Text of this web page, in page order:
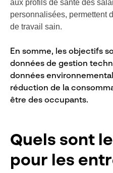
aux profils de santé des
personnalisées, permettent
de travail sain.
En somme, les objectifs
données de gestion
données
réduction de la
être des occupants.
Quels sont
pour les